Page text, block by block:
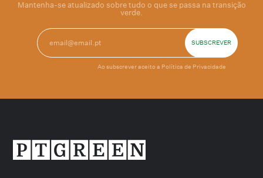
Mantenha-se atualizado sobre tudo o que se passa na transição
verde.
Ao subscrever aceito a Política de Privacidade